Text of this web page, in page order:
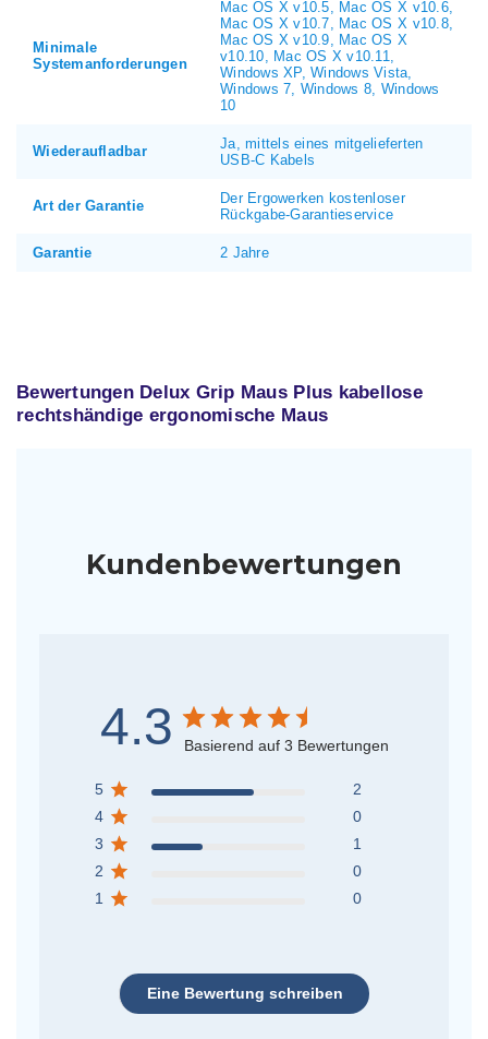
Minimale
Systemanforderungen
Mac OS X v10.5, Mac OS X v10.6,
Mac OS X v10.7, Mac OS X v10.8,
Mac OS X v10.9, Mac OS X
v10.10, Mac OS X v10.11,
Windows XP, Windows Vista,
Windows 7, Windows 8, Windows
10
Wiederaufladbar
Ja, mittels eines mitgelieferten
USB-C Kabels
Art der Garantie
Der Ergowerken kostenloser
Rückgabe-Garantieservice
Garantie 2 Jahre
Bewertungen Delux Grip Maus Plus kabellose
rechtshändige ergonomische Maus
Kundenbewertungen
4.3 Basierend auf 3 Bewertungen
5
2
4
0
3
1
2
0
1
0
Eine Bewertung schreiben